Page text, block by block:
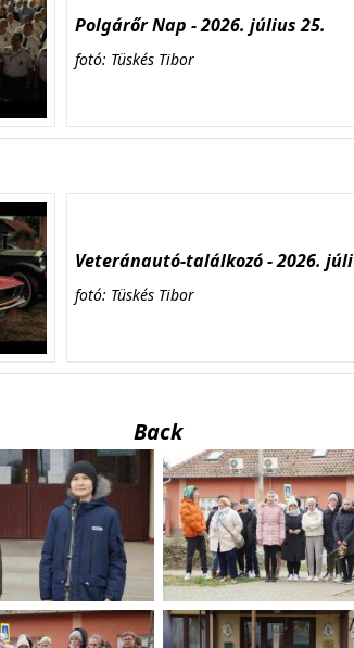
Polgárőr Nap - 2026. július 25.
fotó: Tüskés Tibor
Veteránautó-találkozó - 2026.
fotó: Tüskés Tibor
Back